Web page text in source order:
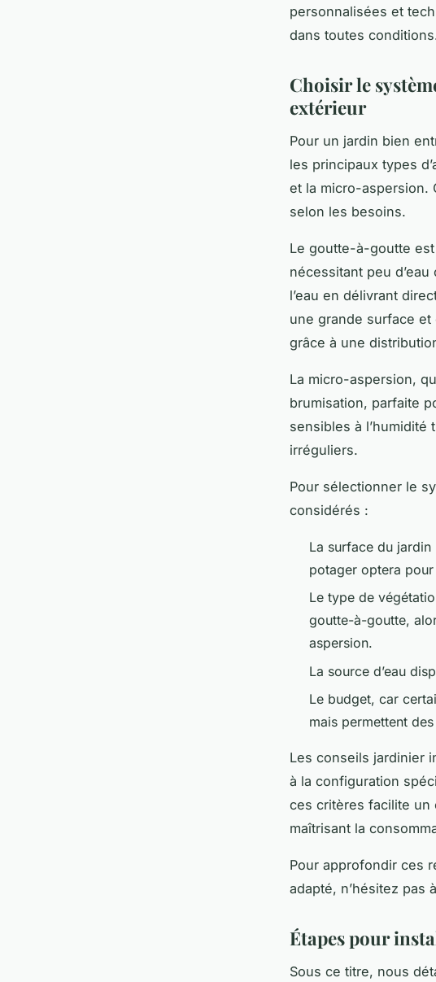
personnalisées et
dans toutes
Choisir le
extérieur
Pour un jardin bien
les principaux types
et la micro-aspersion.
selon les besoins.
Le goutte-à-goutte
nécessitant peu
l’eau en délivrant
une grande surface
grâce à une
La micro-aspersion,
brumisation, parfaite
sensibles à
irréguliers.
Pour sélectionner le
considérés :
La surface du jardin
potager optera
Le type de
goutte-à-goutte,
aspersion.
La source d’eau
Le budget, car
mais permettent
Les conseils jardinier
à la configuration
ces critères facilite un
maîtrisant la
Pour approfondir ces
adapté, n’hésitez pas
Étapes pour
Sous ce titre, nous